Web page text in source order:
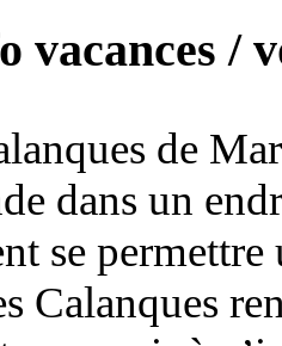
vacances /
de
dans un
se permettre
Calanques